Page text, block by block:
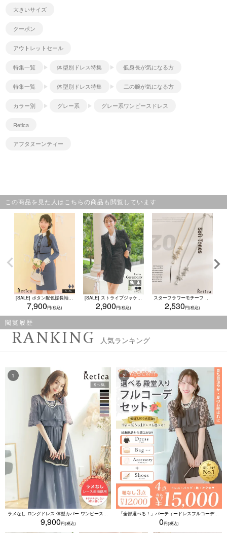
大きいサイズ
クーポン
アウトレットセール
特集一覧 体型別ドレス特集 低身長が気になる方
特集一覧 体型別ドレス特集 二の腕が気になる方
カラー別 グレー系 グレー系ワンピースドレス
Retica
アフタヌーンティー
この商品を見た人はこちらの商品も閲覧しています
7,900 2,900 2,530
閲覧履歴
RANKING 人気ランキング
9,900
「全部選べる！」パーティードレスフルコーデセット (ドレス1点＋バッグ1点＋アクセ1点+靴1足/4点15000円(税込)/靴なしで12000円(税込))
0